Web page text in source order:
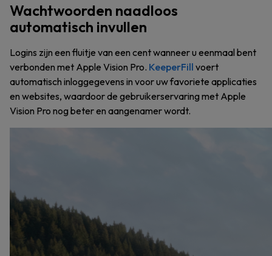
Wachtwoorden naadloos
automatisch invullen
Logins zijn een fluitje van een cent wanneer u eenmaal bent
verbonden met Apple Vision Pro. KeeperFill voert
automatisch inloggegevens in voor uw favoriete applicaties
en websites, waardoor de gebruikerservaring met Apple
Vision Pro nog beter en aangenamer wordt.